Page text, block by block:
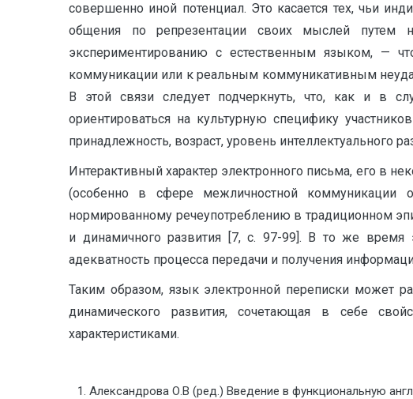
совершенно иной потенциал. Это касается тех, чьи
общения по репрезентации своих мыслей путем
экспериментированию с естественным языком, —
коммуникации или к реальным коммуникативным
В этой связи следует подчеркнуть, что, как и в
ориентироваться на культурную специфику
принадлежность, возраст, уровень интеллектуального
Интерактивный характер электронного письма, его в
(особенно в сфере межличностной коммуникации
нормированному речеупотреблению в традиционном
и динамичного развития [7, с. 97-99]. В то же время
адекватность процесса передачи и получения
Таким образом, язык электронной переписки может
динамического развития, сочетающая в себе
характеристиками.
Александрова О.В (ред.) Введение в функциональную